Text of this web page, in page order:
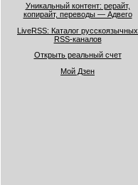
Уникальный контент: рерайт,
копирайт, переводы — Адвего
LiveRSS: Каталог русскоязычных
RSS-каналов
Открыть реальный счет
Мой Дзен